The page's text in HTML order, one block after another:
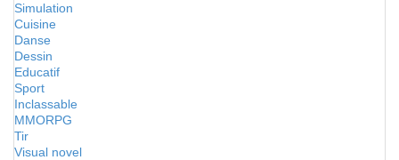
Simulation
Cuisine
Danse
Dessin
Educatif
Sport
Inclassable
MMORPG
Tir
Visual novel